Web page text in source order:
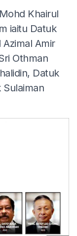
Khairul
iaitu Datuk
Amir
Othman
Datuk